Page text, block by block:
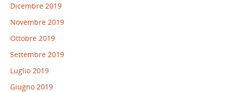
Dicembre 2019
Novembre 2019
Ottobre 2019
Settembre 2019
Luglio 2019
Giugno 2019